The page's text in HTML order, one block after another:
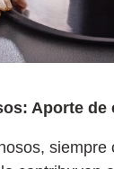
Aporte
siempre